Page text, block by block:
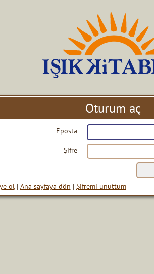
Oturum aç
Eposta
Şifre
ol| Ana sayfaya dön | Şifremi unuttum